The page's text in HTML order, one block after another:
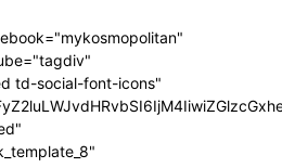
td-social-font-icons"